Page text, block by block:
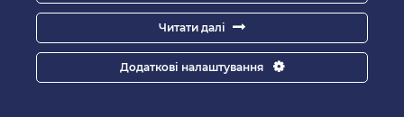
Good-IT.com.ua for Biolights - All rights reserved.
Читати далі
Додаткові налаштування